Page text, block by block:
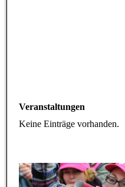
Veranstaltungen
Keine Einträge vorhanden.